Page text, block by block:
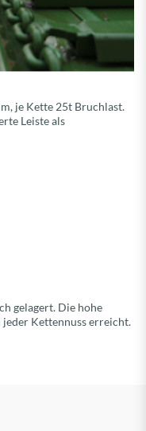
je Kette 25t Bruchlast.
Leiste als
gelagert. Die hohe
Kettennuss erreicht.